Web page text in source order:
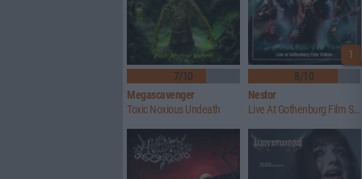
7/10
Megascavenger
Toxic Noxious Undeath
1
8/10
Nestor
Live At Gothenburg Film Studios